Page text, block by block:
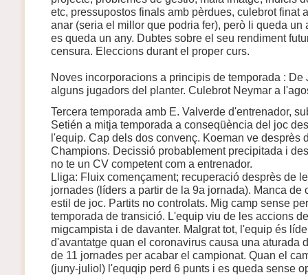
etc, pressupostos finals amb pèrdues, culebrot finat
anar (seria el millor que podria fer), però li queda un
es queda un any. Dubtes sobre el seu rendiment
censura. Eleccions durant el proper curs.
Noves incorporacions a principis de temporada : De
alguns jugadors del planter. Culebrot Neymar a
Tercera temporada amb E. Valverde d'entrenador,
Setién a mitja temporada a conseqüència del joc
l'equip. Cap dels dos convenç. Koeman ve desprès
Champions. Decissió probablement precipitada i
no te un CV competent com a entrenador.
Lliga: Fluix començament; recuperació desprès de
jornades (líders a partir de la 9a jornada). Manca de
estil de joc. Partits no controlats. Mig camp sense
temporada de transició. L'equip viu de les accions
migcampista i de davanter. Malgrat tot, l'equip és
d'avantatge quan el coronavirus causa una aturada
de 11 jornades per acabar el campionat. Quan el
(juny-juliol) l'equqip perd 6 punts i es queda sense